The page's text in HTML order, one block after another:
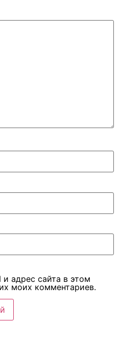
адрес сайта в этом
моих комментариев.